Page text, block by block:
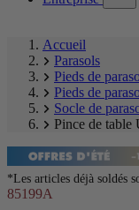
Accueil
Parasols
Pieds de
Pieds de
Socle de
Pince de table
*Les articles déjà soldés
85199A